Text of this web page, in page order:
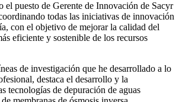
el puesto de Gerente de Innovación de Sacyr
todas las iniciativas de innovación
con el objetivo de mejorar la calidad del
eficiente y sostenible de los recursos
de investigación que he desarrollado a lo
destaca el desarrollo y la
tecnologías de depuración de aguas